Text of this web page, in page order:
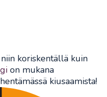
koriskentällä kuin
on mukana
kiusaamista!